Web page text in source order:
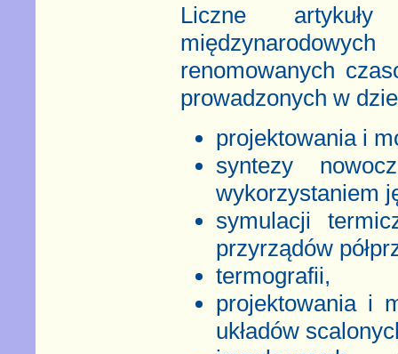
Liczne
renomowanych
prowadzonych w
projektowania i
syntezy
wykorzystaniem
symulacji
przyrządów
termografii,
projektowania i
układów